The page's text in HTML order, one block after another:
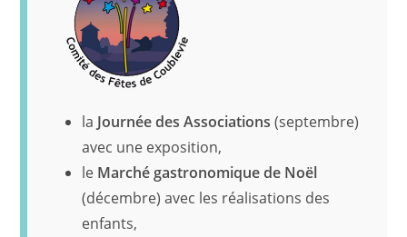
la Journée des Associations(septembre)
avec une exposition,
le Marché gastronomique de Noël
(décembre) avec les réalisations des
enfants,